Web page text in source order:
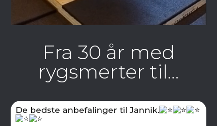
Fra 30 år med
rygsmerter til…
De bedste anbefalinger til Jannik.